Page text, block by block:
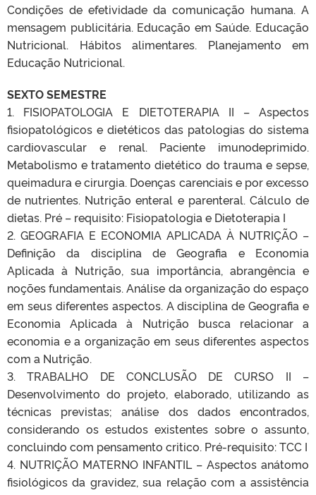
Condições de efetividade da comunicação humana. A
mensagem publicitária. Educação em Saúde. Educação
Nutricional. Hábitos alimentares. Planejamento em
Educação Nutricional.
SEXTO SEMESTRE
1. FISIOPATOLOGIA E DIETOTERAPIA II – Aspectos
fisiopatológicos e dietéticos das patologias do sistema
cardiovascular e renal. Paciente imunodeprimido.
Metabolismo e tratamento dietético do trauma e sepse,
queimadura e cirurgia. Doenças carenciais e por excesso
de nutrientes. Nutrição enteral e parenteral. Cálculo de
dietas. Pré – requisito: Fisiopatologia e Dietoterapia I
2. GEOGRAFIA E ECONOMIA APLICADA À NUTRIÇÃO –
Definição da disciplina de Geografia e Economia
Aplicada à Nutrição, sua importância, abrangência e
noções fundamentais. Análise da organização do espaço
em seus diferentes aspectos. A disciplina de Geografia e
Economia Aplicada à Nutrição busca relacionar a
economia e a organização em seus diferentes aspectos
com a Nutrição.
3. TRABALHO DE CONCLUSÃO DE CURSO II –
Desenvolvimento do projeto, elaborado, utilizando as
técnicas previstas; análise dos dados encontrados,
considerando os estudos existentes sobre o assunto,
concluindo com pensamento critico. Pré-requisito: TCC I
4. NUTRIÇÃO MATERNO INFANTIL – Aspectos anátomo
fisiológicos da gravidez, sua relação com a assistência